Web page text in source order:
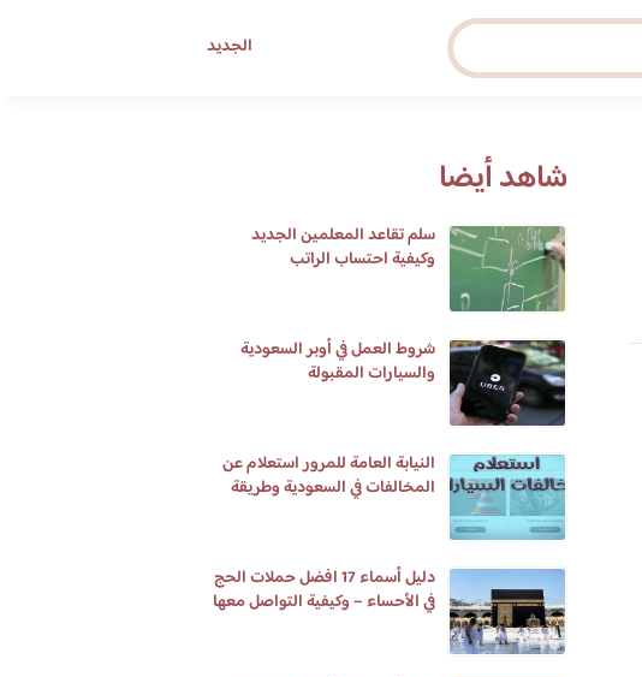
الجديد
شاهد أيضا
سلم تقاعد المعلمين الجديد
وكيفية احتساب الراتب
شروط العمل في أوبر السعودية
والسيارات المقبولة
النيابة العامة للمرور استعلام عن
المخالفات في السعودية وطريقة
دليل أسماء 17 افضل حملات الحج
في الأحساء – وكيفية التواصل معها